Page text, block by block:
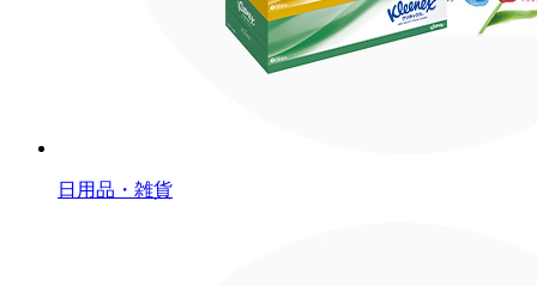
日用品・雑貨